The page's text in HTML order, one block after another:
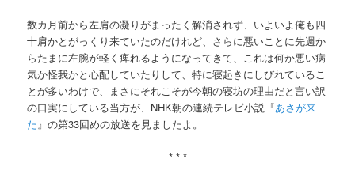
数カ月前から左肩の凝りがまったく解消されず、いよいよ俺も四
十肩かとがっくり来ていたのだけれど、さらに悪いことに先週か
らたまに左腕が軽く痺れるようになってきて、これは何か悪い病
気か怪我かと心配していたりして、特に寝起きにしびれているこ
とが多いわけで、まさにそれこそが今朝の寝坊の理由だと言い訳
の口実にしている当方が、NHK朝の連続テレビ小説『あさが来
た』の第33回めの放送を見ましたよ。
* * *